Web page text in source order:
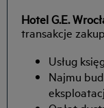
Hotel G.E.
transakcje
Usług
Najmu